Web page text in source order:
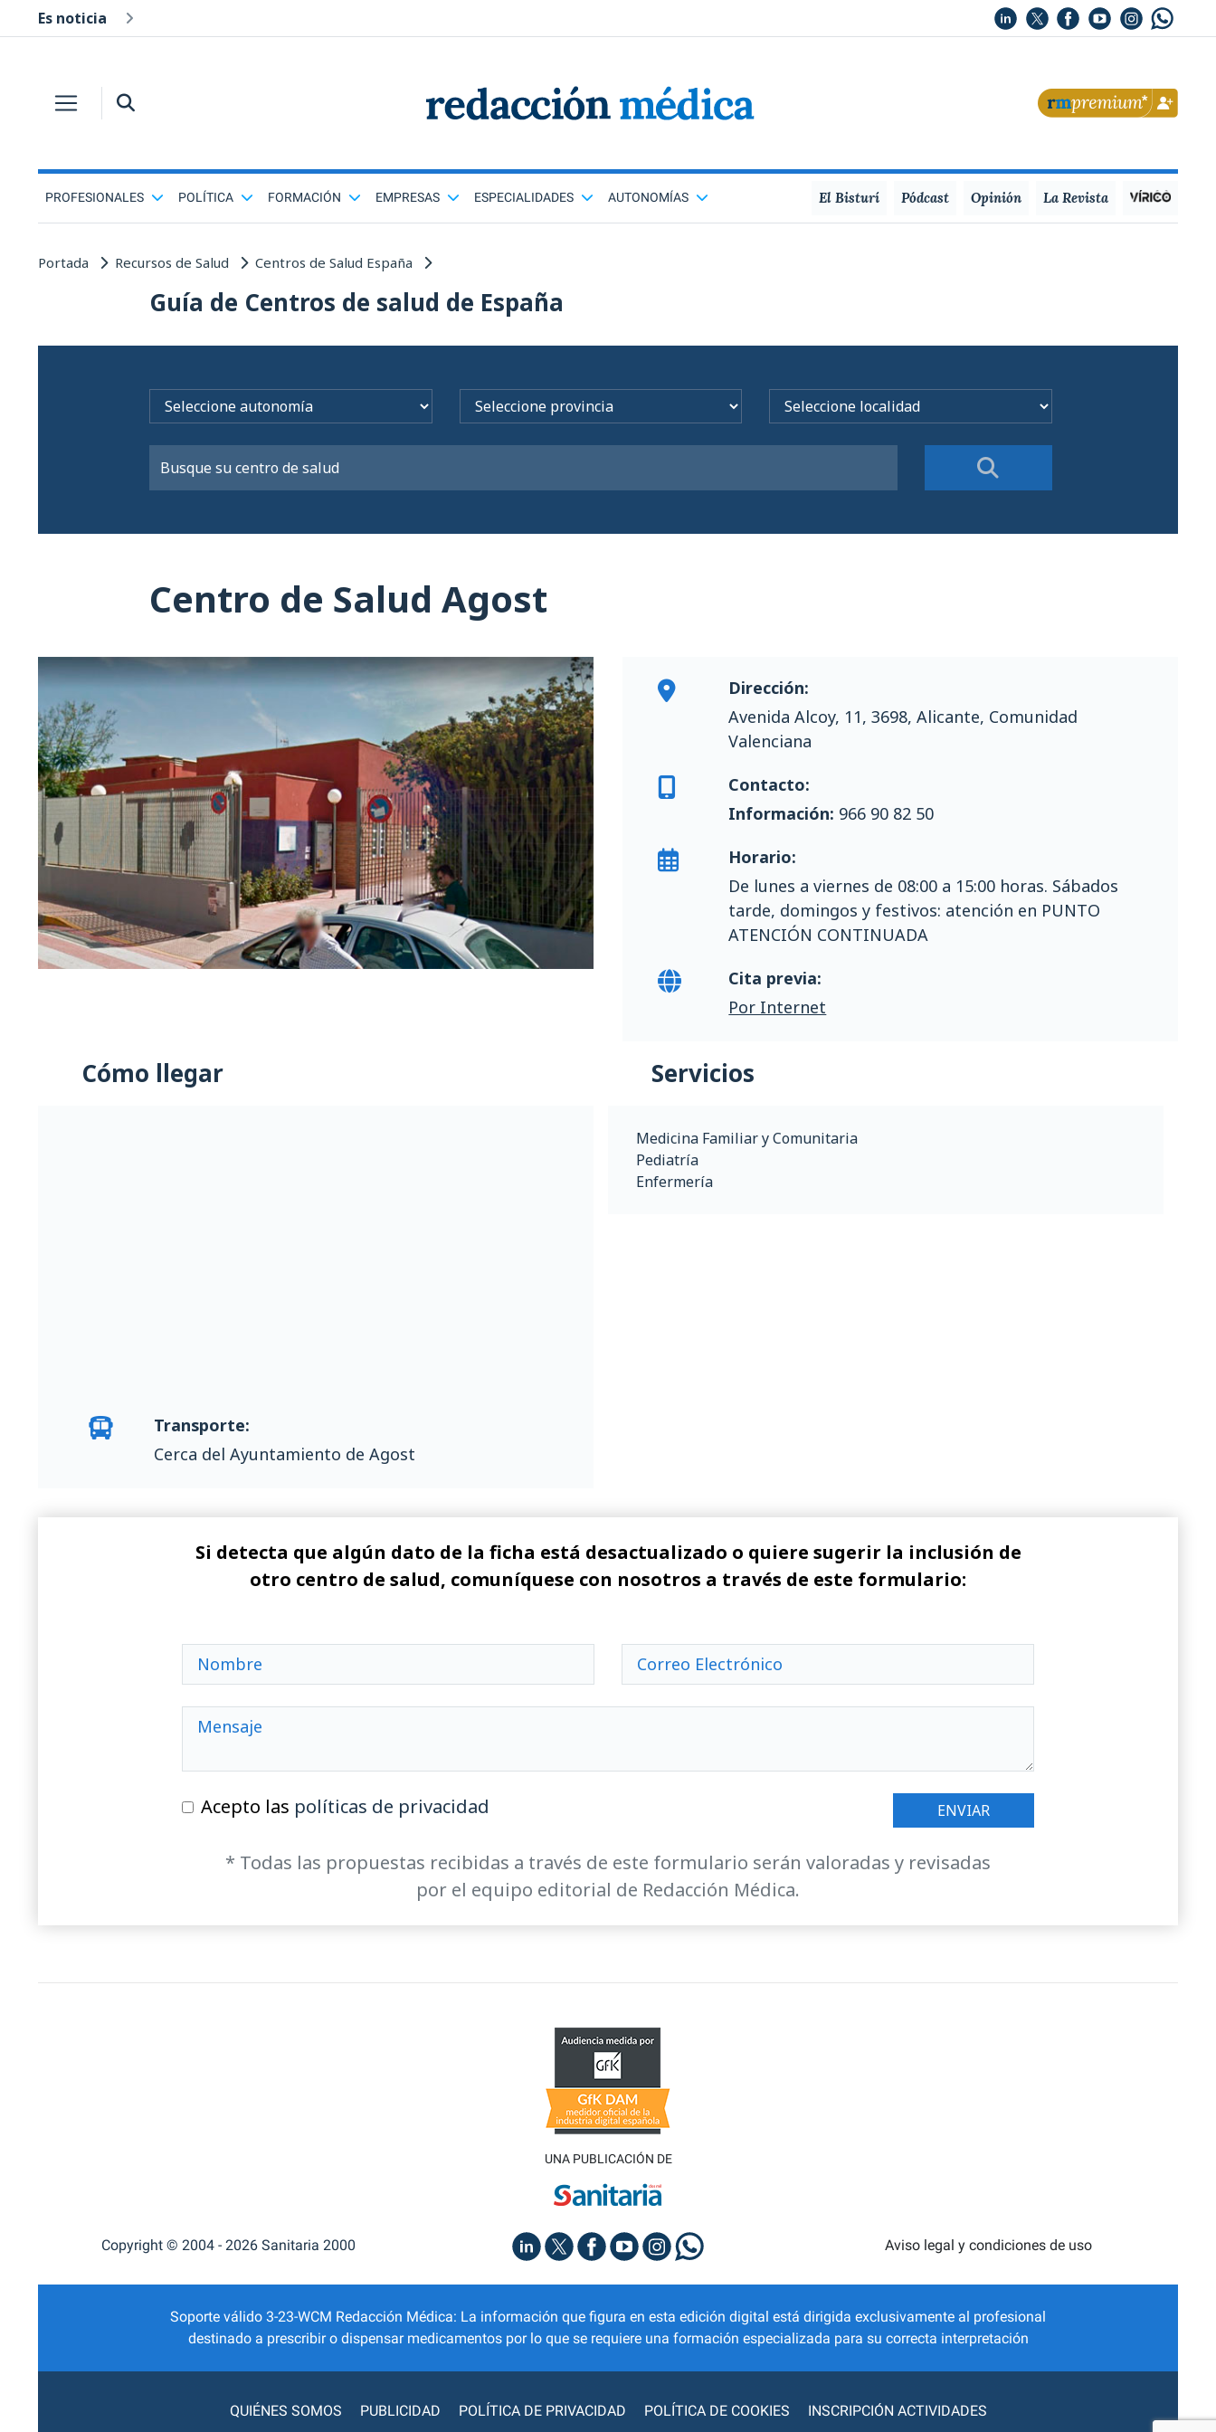
Es noticia
PROFESIONALES POLÍTICA FORMACIÓN EMPRESAS ESPECIALIDADES AUTONOMÍAS El Bisturí Pódcast Opinión La Revista
Portada Recursos de Salud Centros de Salud España
Guía de Centros de salud de España
Centro de Salud Agost
Dirección:
Avenida Alcoy, 11, 3698, Alicante, Comunidad
Valenciana
Contacto:
Información: 966 90 82 50
Horario:
De lunes a viernes de 08:00 a 15:00 horas. Sábados
tarde, domingos y festivos: atención en PUNTO
ATENCIÓN CONTINUADA
Cita previa:
Por Internet
Cómo llegar
Transporte:
Cerca del Ayuntamiento de Agost
Servicios
Medicina Familiar y Comunitaria
Pediatría
Enfermería
Si detecta que algún dato de la ficha está desactualizado o quiere sugerir la inclusión de
otro centro de salud, comuníquese con nosotros a través de este formulario:
Acepto las políticas de privacidad
* Todas las propuestas recibidas a través de este formulario serán valoradas y revisadas
por el equipo editorial de Redacción Médica.
UNA PUBLICACIÓN DE
Copyright © 2004 - 2026 Sanitaria 2000 Aviso legal y condiciones de uso
Soporte válido 3-23-WCM Redacción Médica: La información que figura en esta edición digital está dirigida exclusivamente al profesional
destinado a prescribir o dispensar medicamentos por lo que se requiere una formación especializada para su correcta interpretación
QUIÉNES SOMOS PUBLICIDAD POLÍTICA DE PRIVACIDAD POLÍTICA DE COOKIES INSCRIPCIÓN ACTIVIDADES